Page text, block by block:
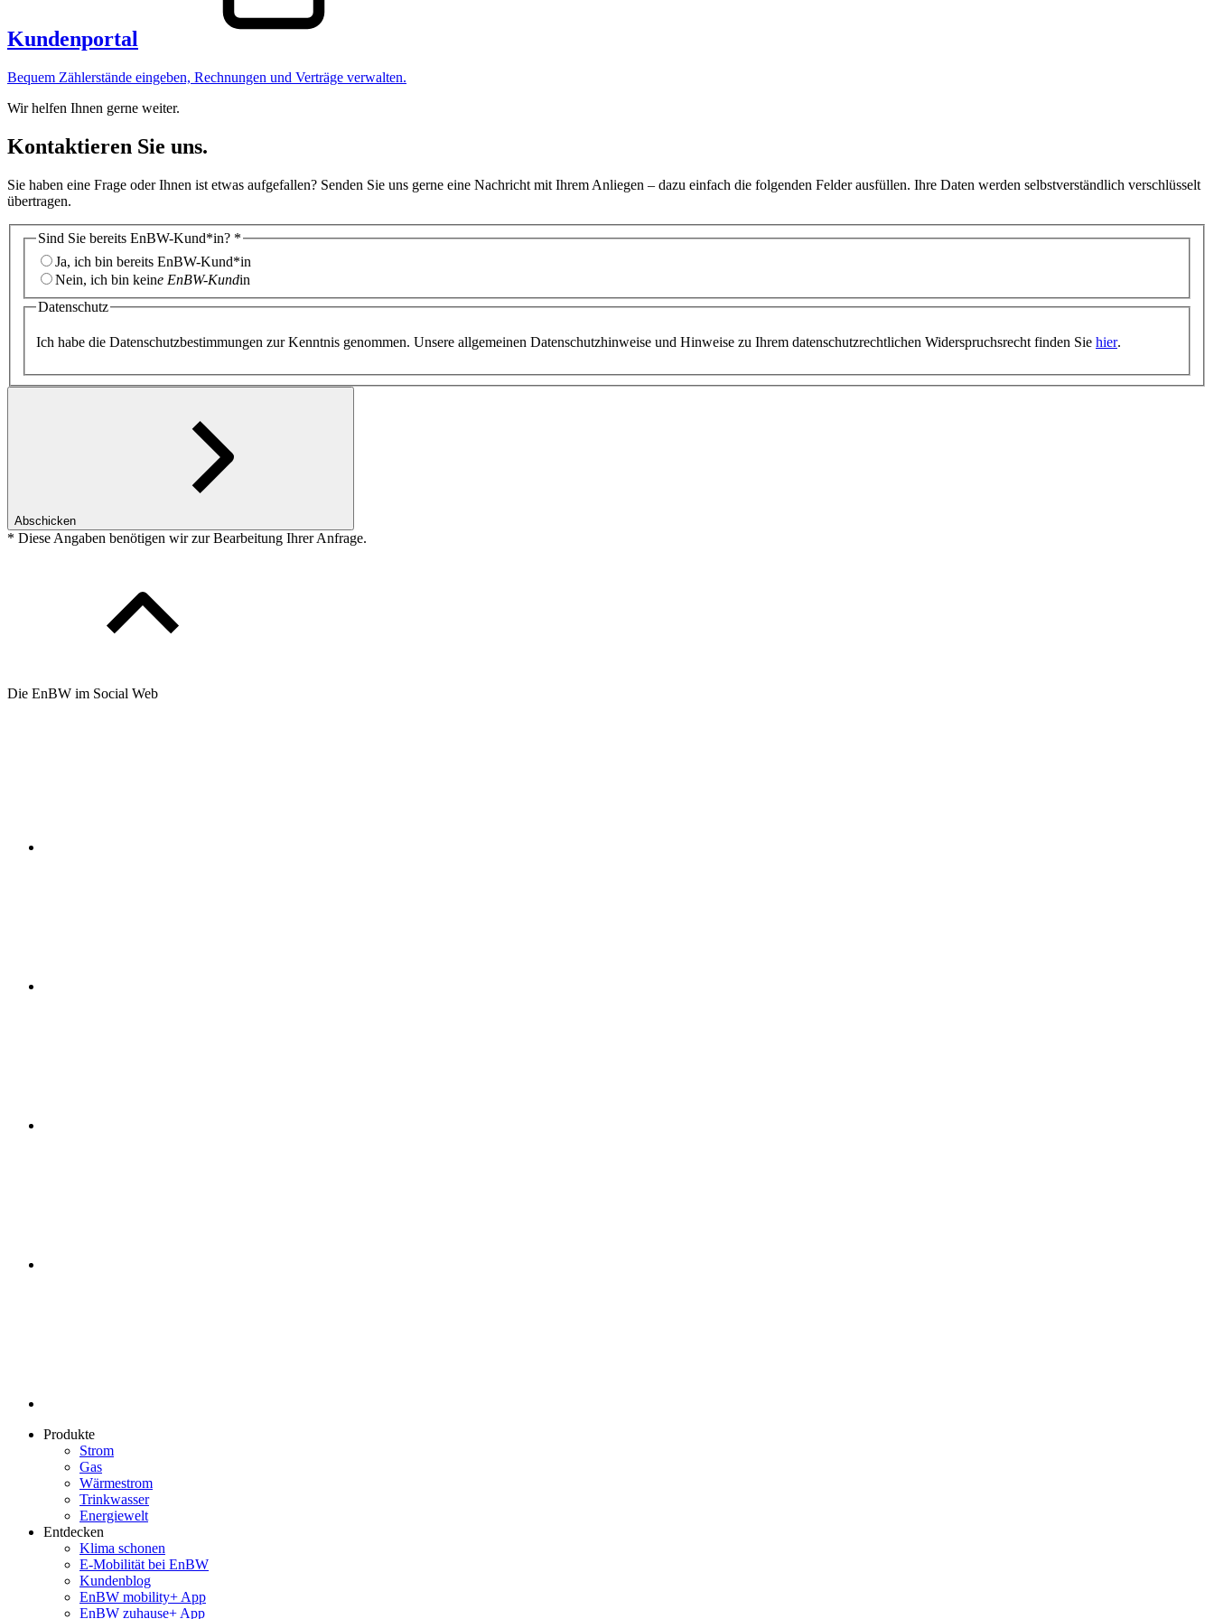
Kundenportal
Bequem Zählerstände eingeben, Rechnungen und Verträge verwalten.
Wir helfen Ihnen gerne weiter.
Kontaktieren Sie uns.
Sie haben eine Frage oder Ihnen ist etwas aufgefallen? Senden Sie uns gerne eine Nachricht mit Ihrem Anliegen – dazu einfach die folgenden Felder ausfüllen. Ihre Daten werden selbstverständlich verschlüsselt
übertragen.
Sind Sie bereits EnBW-Kund*in? *
Ja, ich bin bereits EnBW-Kund*in
Nein, ich bin keine EnBW-Kundin
Datenschutz
Ich habe die Datenschutzbestimmungen zur Kenntnis genommen. Unsere allgemeinen Datenschutzhinweise und Hinweise zu Ihrem datenschutz­recht­lichen Widerspruchsrecht finden Sie hier.
Abschicken
* Diese Angaben benötigen wir zur Bearbeitung Ihrer Anfrage.
Die EnBW im Social Web
Produkte
Strom
Gas
Wärmestrom
Trinkwasser
Energiewelt
Entdecken
Klima schonen
E-Mobilität bei EnBW
Kundenblog
EnBW mobility+ App
EnBW zuhause+ App